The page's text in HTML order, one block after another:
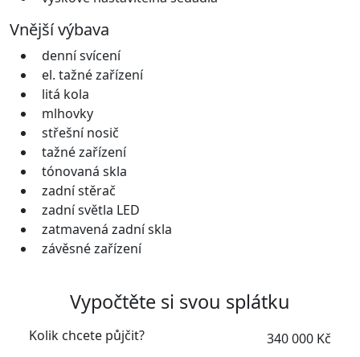
Vnější výbava
denní svícení
el. tažné zařízení
litá kola
mlhovky
střešní nosič
tažné zařízení
tónovaná skla
zadní stěrač
zadní světla LED
zatmavená zadní skla
závěsné zařízení
Vypočtěte si svou splátku
Kolik chcete půjčit? 340 000 Kč